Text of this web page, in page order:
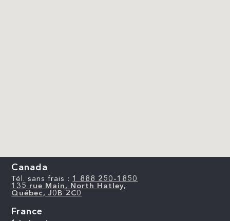
Canada
Tél. sans frais : 1 888 250-1850
135 rue Main, North Hatley,
Québec, J0B 2C0
France